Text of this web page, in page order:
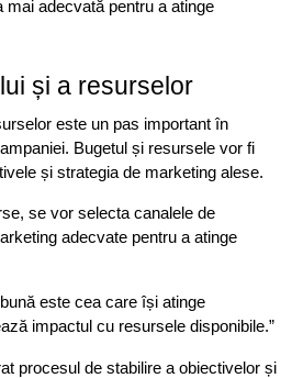
adecvată pentru a atinge
și a resurselor
este un pas important în
Bugetul și resursele vor fi
și strategia de marketing alese.
se vor selecta canalele de
adecvate pentru a atinge
este cea care își atinge
impactul cu resursele disponibile.”
procesul de stabilire a obiectivelor și